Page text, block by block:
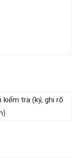
kiểm tra (ký, ghi rõ